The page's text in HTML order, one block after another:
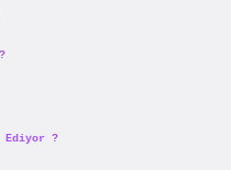
Ediyor ?